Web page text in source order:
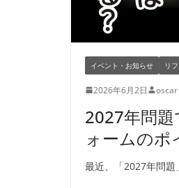
イベント・お知らせ リ
2026年6月2日 oscar
2027年問
ォームのポ
最近、「2027年問題